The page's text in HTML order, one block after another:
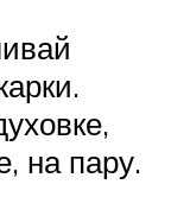
на пару.